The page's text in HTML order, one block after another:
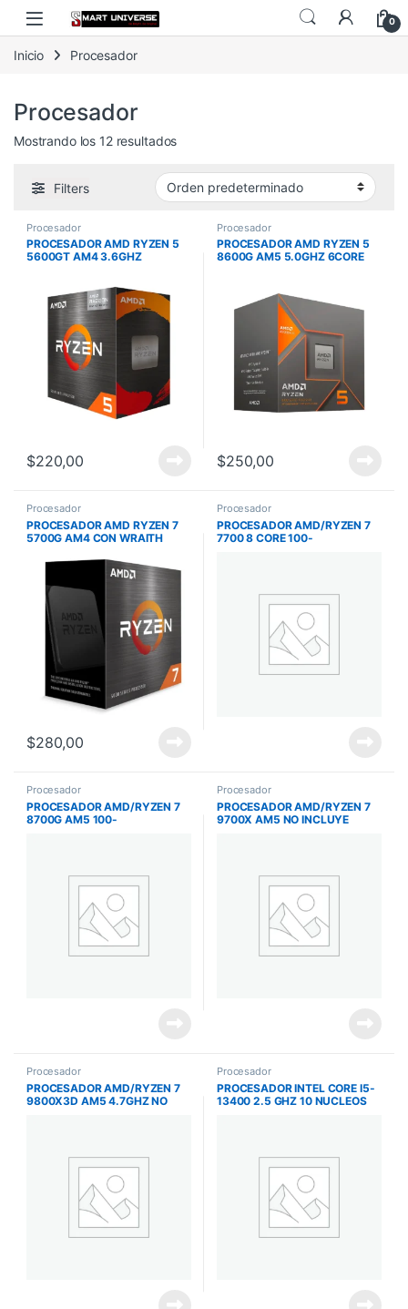
Skip to navigation
Skip to content
0
Inicio Procesador
Procesador
Mostrando los 12 resultados
Filters
Procesador
PROCESADOR AMD RYZEN 5
5600GT AM4 3.6GHZ
$220,00
Procesador
PROCESADOR AMD RYZEN 5
8600G AM5 5.0GHZ 6CORE
SOLUTION
$250,00
Procesador
PROCESADOR AMD RYZEN 7
5700G AM4 CON WRAITH
$280,00
Procesador
PROCESADOR AMD/RYZEN 7
7700 8 CORE 100-
Procesador
PROCESADOR AMD/RYZEN 7
8700G AM5 100-
Procesador
PROCESADOR AMD/RYZEN 7
9700X AM5 NO INCLUYE
Procesador
PROCESADOR AMD/RYZEN 7
9800X3D AM5 4.7GHZ NO
Procesador
PROCESADOR INTEL CORE I5-
13400 2.5 GHZ 10 NUCLEOS